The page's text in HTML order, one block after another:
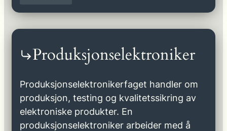
Produksjonselektroniker
Produksjonselektronikerfaget handler om
produksjon, testing og kvalitetssikring av
elektroniske produkter. En
produksjonselektroniker arbeider med å